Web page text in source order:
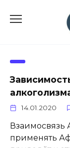
14.01.2020
Взаимосвязь
применять